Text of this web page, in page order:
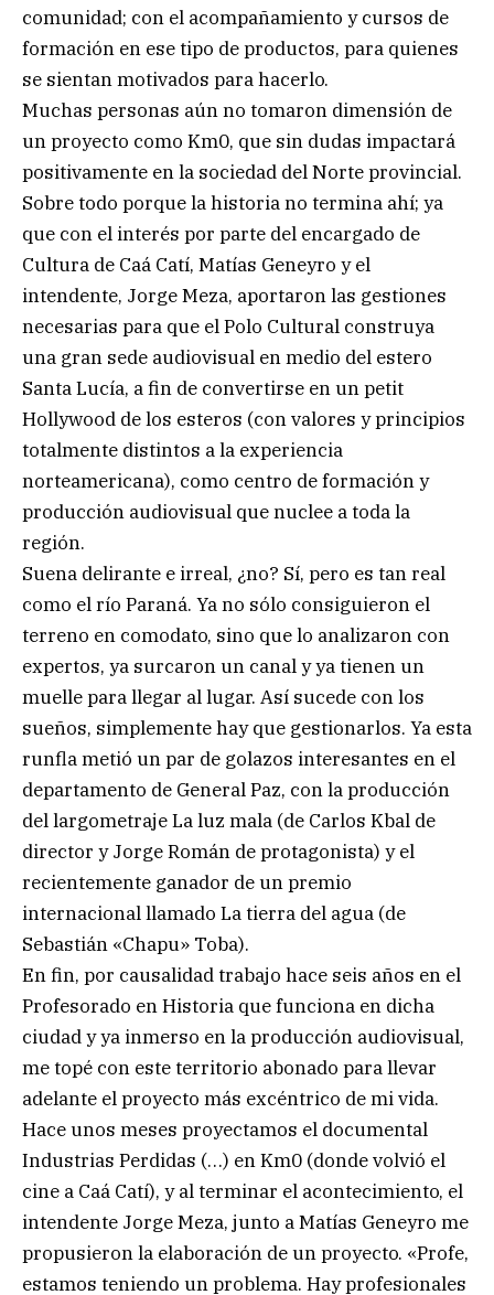
comunidad; con el acompañamiento y cursos de
formación en ese tipo de productos, para quienes
se sientan motivados para hacerlo.
Muchas personas aún no tomaron dimensión de
un proyecto como Km0, que sin dudas impactará
positivamente en la sociedad del Norte provincial.
Sobre todo porque la historia no termina ahí; ya
que con el interés por parte del encargado de
Cultura de Caá Catí, Matías Geneyro y el
intendente, Jorge Meza, aportaron las gestiones
necesarias para que el Polo Cultural construya
una gran sede audiovisual en medio del estero
Santa Lucía, a fin de convertirse en un petit
Hollywood de los esteros (con valores y principios
totalmente distintos a la experiencia
norteamericana), como centro de formación y
producción audiovisual que nuclee a toda la
región.
Suena delirante e irreal, ¿no? Sí, pero es tan real
como el río Paraná. Ya no sólo consiguieron el
terreno en comodato, sino que lo analizaron con
expertos, ya surcaron un canal y ya tienen un
muelle para llegar al lugar. Así sucede con los
sueños, simplemente hay que gestionarlos. Ya esta
runfla metió un par de golazos interesantes en el
departamento de General Paz, con la producción
del largometraje La luz mala (de Carlos Kbal de
director y Jorge Román de protagonista) y el
recientemente ganador de un premio
internacional llamado La tierra del agua (de
Sebastián «Chapu» Toba).
En fin, por causalidad trabajo hace seis años en el
Profesorado en Historia que funciona en dicha
ciudad y ya inmerso en la producción audiovisual,
me topé con este territorio abonado para llevar
adelante el proyecto más excéntrico de mi vida.
Hace unos meses proyectamos el documental
Industrias Perdidas (…) en Km0 (donde volvió el
cine a Caá Catí), y al terminar el acontecimiento, el
intendente Jorge Meza, junto a Matías Geneyro me
propusieron la elaboración de un proyecto. «Profe,
estamos teniendo un problema. Hay profesionales